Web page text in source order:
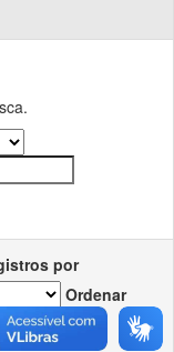
por
Ordenar